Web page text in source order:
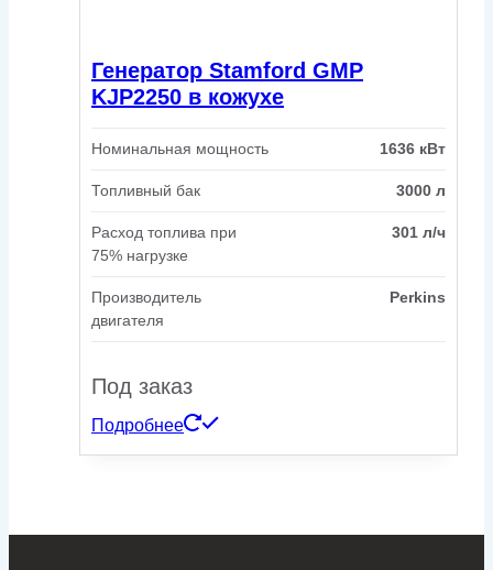
Генератор Stamford GMP
KJP2250 в кожухе
Номинальная мощность 1636 кВт
Топливный бак 3000 л
Расход топлива при
75% нагрузке
301 л/ч
Производитель
двигателя
Perkins
Под заказ
Подробнее